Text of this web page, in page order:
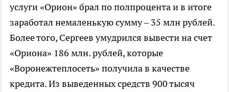
услуги «Орион» брал по полпроцента и в итоге
заработал немаленькую сумму – 35 млн рублей.
Более того, Сергеев умудрился вывести на счет
«Ориона» 186 млн. рублей, которые
«Воронежтеплосеть» получила в качестве
кредита. Из выведенных средств 900 тысяч